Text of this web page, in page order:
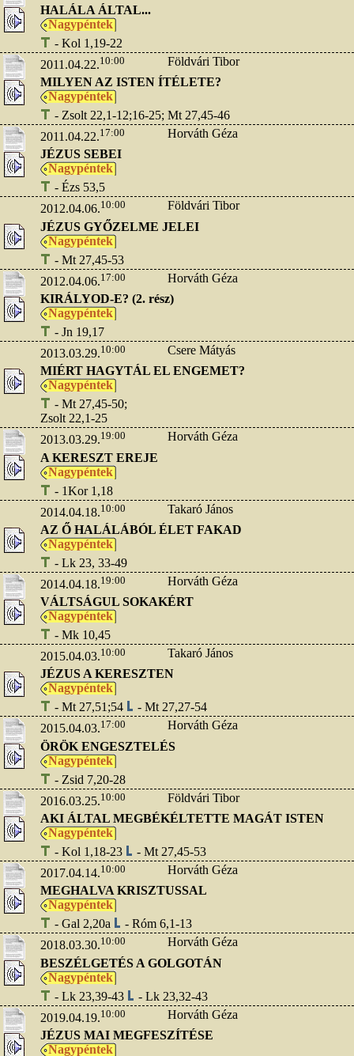
HALÁLA ÁLTAL...
Nagypéntek
- Kol 1,19-22
2011.04.22.10:00
Földvári Tibor
MILYEN AZ ISTEN ÍTÉLETE?
Nagypéntek
- Zsolt 22,1-12;16-25; Mt 27,45-46
2011.04.22.17:00
Horváth Géza
JÉZUS SEBEI
Nagypéntek
- Ézs 53,5
2012.04.06.10:00
Földvári Tibor
JÉZUS GYŐZELME JELEI
Nagypéntek
- Mt 27,45-53
2012.04.06.17:00
Horváth Géza
KIRÁLYOD-E? (2. rész)
Nagypéntek
- Jn 19,17
2013.03.29.10:00
Csere Mátyás
MIÉRT HAGYTÁL EL ENGEMET?
Nagypéntek
- Mt 27,45-50;
Zsolt 22,1-25
2013.03.29.19:00
Horváth Géza
A KERESZT EREJE
Nagypéntek
- 1Kor 1,18
2014.04.18.10:00
Takaró János
AZ Ő HALÁLÁBÓL ÉLET FAKAD
Nagypéntek
- Lk 23, 33-49
2014.04.18.19:00
Horváth Géza
VÁLTSÁGUL SOKAKÉRT
Nagypéntek
- Mk 10,45
2015.04.03.10:00
Takaró János
JÉZUS A KERESZTEN
Nagypéntek
- Mt 27,51;54
- Mt 27,27-54
2015.04.03.17:00
Horváth Géza
ÖRÖK ENGESZTELÉS
Nagypéntek
- Zsid 7,20-28
2016.03.25.10:00
Földvári Tibor
AKI ÁLTAL MEGBÉKÉLTETTE MAGÁT ISTEN
Nagypéntek
- Kol 1,18-23
- Mt 27,45-53
2017.04.14.10:00
Horváth Géza
MEGHALVA KRISZTUSSAL
Nagypéntek
- Gal 2,20a
- Róm 6,1-13
2018.03.30.10:00
Horváth Géza
BESZÉLGETÉS A GOLGOTÁN
Nagypéntek
- Lk 23,39-43
- Lk 23,32-43
2019.04.19.10:00
Horváth Géza
JÉZUS MAI MEGFESZÍTÉSE
Nagypéntek